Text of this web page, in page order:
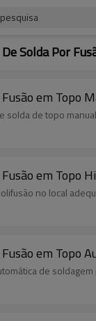
Solda Por
em Topo
solda de topo
em Topo
no local
em Topo
de